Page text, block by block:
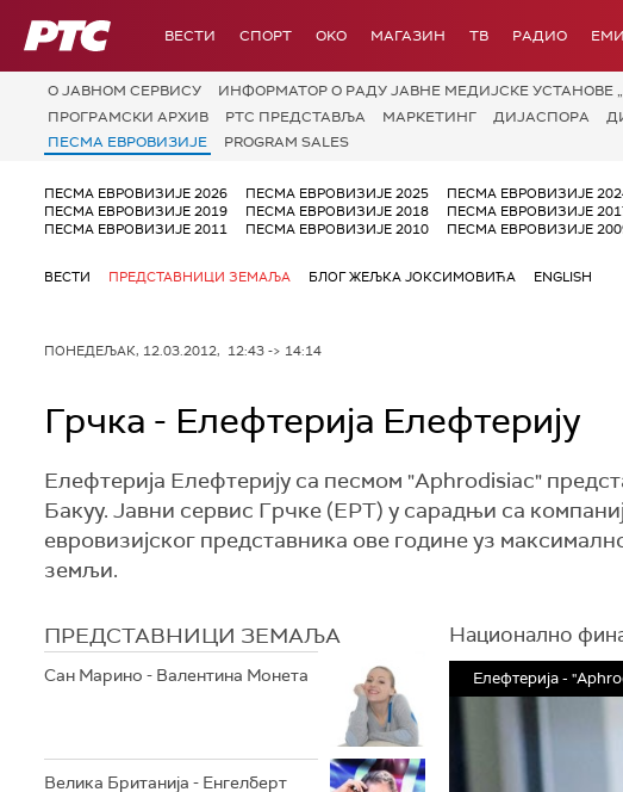
РТС ВЕСТИ СПОРТ OKO МАГАЗИН ТВ РАДИО
О JАВНОМ СЕРВИСУ ИНФОРМАТОР О РАДУ ЈАВНЕ МЕДИЈСКЕ УСТАНОВЕ
ПРОГРАМСКИ АРХИВ
РТС ПРЕДСТАВЉА МАРКЕТИНГ ДИЈАСПОРА
ПЕСМА ЕВРОВИЗИЈЕ
PROGRAM SALES
ПЕСМА ЕВРОВИЗИЈЕ 2026 ПЕСМА ЕВРОВИЗИЈЕ 2025 ПЕСМА ЕВРОВИЗИЈЕ
ПЕСМА ЕВРОВИЗИЈЕ 2019
ПЕСМА ЕВРОВИЗИЈЕ 2018 ПЕСМА ЕВРОВИЗИЈЕ
ПЕСМА ЕВРОВИЗИЈЕ 2011
ПЕСМА ЕВРОВИЗИЈЕ 2010 ПЕСМА ЕВРОВИЗИЈЕ
ВЕСТИ ПРЕДСТАВНИЦИ ЗЕМАЉА БЛОГ ЖЕЉКА ЈОКСИМОВИЋА ENGLISH
ПОНЕДЕЉАК, 12.03.2012, 12:43 -> 14:14
Грчка - Елефтерија Елефтерију
Елефтерија Елефтерију са песмом "Aphrodisiac"
Бакуу. Јавни сервис Грчке (ЕРТ) у сарадњи са
евровизијског представника ове године уз
земљи.
ПРЕДСТАВНИЦИ ЗЕМАЉА
Сан Марино - Валентина Монета
Велика Британија - Енгелберт
Национално
Елефтерија -